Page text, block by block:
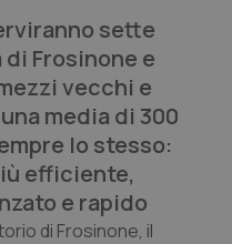
sette
Frosinone e
vecchi e
media di 300
lo stesso:
efficiente,
e rapido
di Frosinone, il